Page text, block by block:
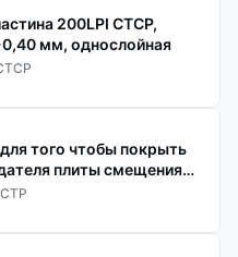
200LPI CTCP,
0,40 мм, однослойная
того чтобы покрыть
плиты смещения
CTP Flexographic